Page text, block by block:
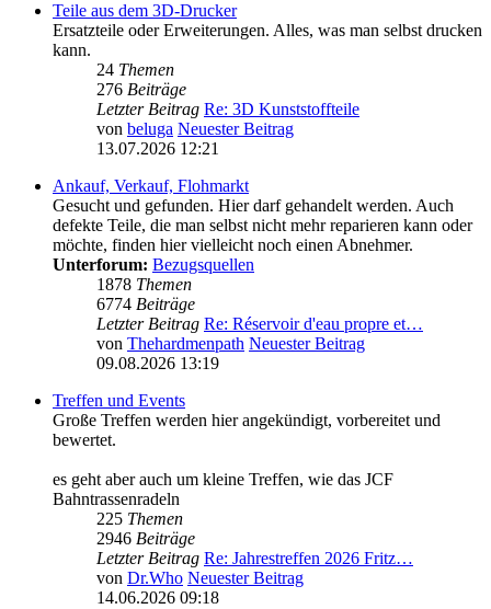
Teile aus dem 3D-Drucker
Ersatzteile oder Erweiterungen. Alles, was man selbst drucken
kann.
24 Themen
276 Beiträge
Letzter Beitrag Re: 3D Kunststoffteile
von beluga Neuester Beitrag
13.07.2026 12:21
Ankauf, Verkauf, Flohmarkt
Gesucht und gefunden. Hier darf gehandelt werden. Auch
defekte Teile, die man selbst nicht mehr reparieren kann oder
möchte, finden hier vielleicht noch einen Abnehmer.
Unterforum: Bezugsquellen
1878 Themen
6774 Beiträge
Letzter Beitrag Re: Réservoir d'eau propre et…
von Thehardmenpath Neuester Beitrag
09.08.2026 13:19
Treffen und Events
Große Treffen werden hier angekündigt, vorbereitet und
bewertet.
es geht aber auch um kleine Treffen, wie das JCF
Bahntrassenradeln
225 Themen
2946 Beiträge
Letzter Beitrag Re: Jahrestreffen 2026 Fritz…
von Dr.Who Neuester Beitrag
14.06.2026 09:18